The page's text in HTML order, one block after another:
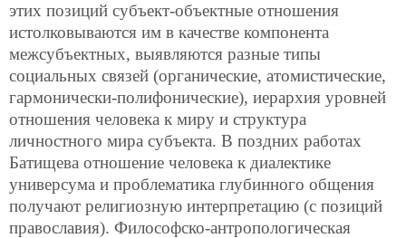
этих позиций субъект-объектные отношения
истолковываются им в качестве компонента
межсубъектных, выявляются разные типы
социальных связей (органические, атомистические,
гармонически-полифонические), иерархия уровней
отношения человека к миру и структура
личностного мира субъекта. В поздних работах
Батищева отношение человека к диалектике
универсума и проблематика глубинного общения
получают религиозную интерпретацию (с позиций
православия). Философско-антропологическая